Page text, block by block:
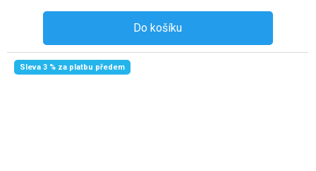
Do košíku
Sleva 3 % za platbu předem